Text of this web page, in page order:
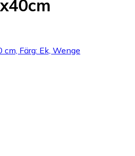
cm, Färg: Ek, Wenge